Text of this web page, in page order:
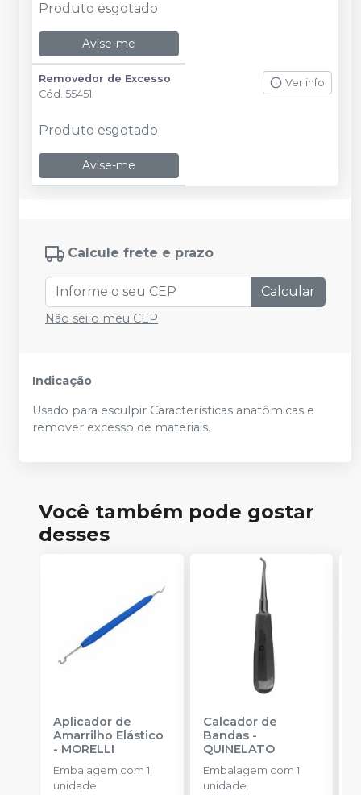
Produto esgotado
Avise-me
Removedor de Excesso
Cód. 55451
Ver info
Produto esgotado
Avise-me
Calcule frete e prazo
Calcular
Não sei o meu CEP
Indicação
Usado para esculpir Características anatômicas e
remover excesso de materiais.
Você também pode gostar
desses
Aplicador de
Amarrilho Elástico
- MORELLI
Embalagem com 1
unidade
Calcador de
Bandas-
QUINELATO
Embalagem com 1
unidade.